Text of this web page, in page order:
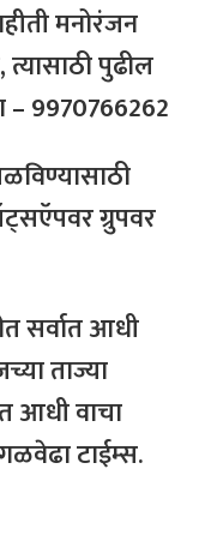
मनोरंजन
पुढील
– 9970766262
ग्रुपवर
सर्वात आधी
ताज्या
आधी वाचा
टाईम्स.